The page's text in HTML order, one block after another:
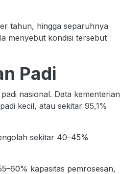
tahun, hingga separuhnya
menyebut kondisi tersebut
Padi
nasional. Data kementerian
kecil, atau sekitar 95,1%
sekitar 40–45%
kapasitas pemrosesan,